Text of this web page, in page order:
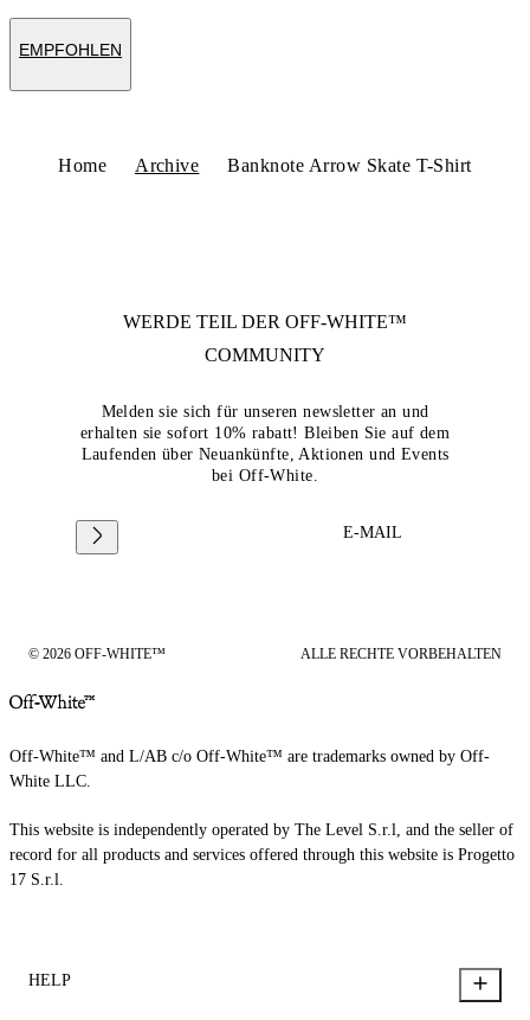
EMPFOHLEN
Home Archive Banknote Arrow Skate T-Shirt
WERDE TEIL DER OFF-WHITE™
COMMUNITY
Melden sie sich für unseren newsletter an und
erhalten sie sofort 10% rabatt! Bleiben Sie auf dem
Laufenden über Neuankünfte, Aktionen und Events
bei Off-White.
E-MAIL
© 2026 OFF-WHITE™ ALLE RECHTE VORBEHALTEN
Off-White™ and L/AB c/o Off-White™ are trademarks owned by Off-
White LLC.
This website is independently operated by The Level S.r.l, and the seller of
record for all products and services offered through this website is Progetto
17 S.r.l.
HELP